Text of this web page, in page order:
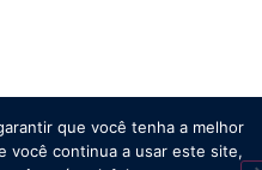
que você tenha a melhor
você continua a usar este site,